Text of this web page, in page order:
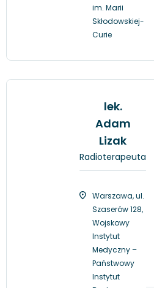
im. Marii
Skłodowskiej-
Curie
lek.
Adam
Lizak
Radioterapeuta
Warszawa, ul.
Szaserów 128,
Wojskowy
Instytut
Medyczny –
Państwowy
Instytut